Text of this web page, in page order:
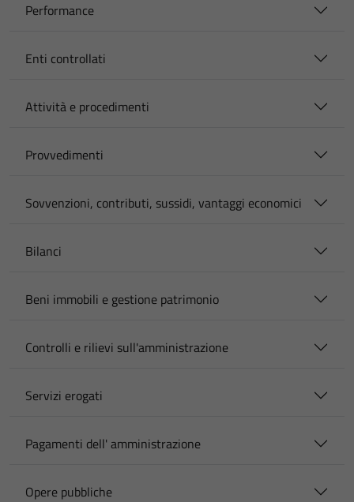
Performance
Enti controllati
Attività e procedimenti
Provvedimenti
Sovvenzioni, contributi, sussidi, vantaggi economici
Bilanci
Beni immobili e gestione patrimonio
Controlli e rilievi sull'amministrazione
Servizi erogati
Pagamenti dell' amministrazione
Opere pubbliche